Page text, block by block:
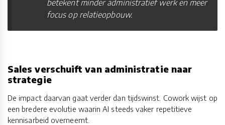
betekent minder administratief werk en meer
focus op relatieopbouw.
Sales verschuift van administratie naar
strategie
De impact daarvan gaat verder dan tijdswinst. Cowork wijst op
een bredere evolutie waarin AI steeds vaker repetitieve
kennisarbeid overneemt.